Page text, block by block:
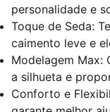
personalidade e
Toque de Seda:
caimento leve e
Modelagem Max:
a silhueta e
Conforto e